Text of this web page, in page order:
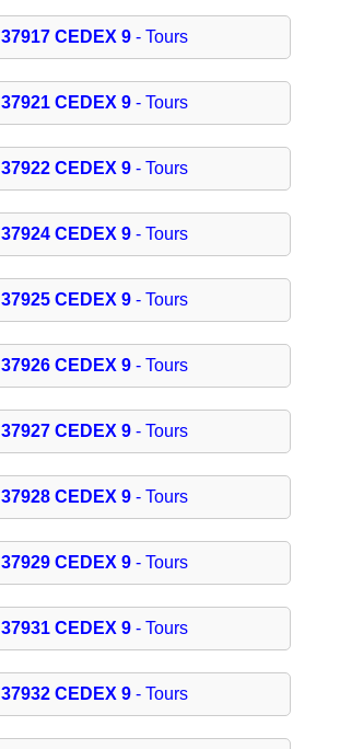
37917 CEDEX 9 - Tours
37921 CEDEX 9 - Tours
37922 CEDEX 9 - Tours
37924 CEDEX 9 - Tours
37925 CEDEX 9 - Tours
37926 CEDEX 9 - Tours
37927 CEDEX 9 - Tours
37928 CEDEX 9 - Tours
37929 CEDEX 9 - Tours
37931 CEDEX 9 - Tours
37932 CEDEX 9 - Tours